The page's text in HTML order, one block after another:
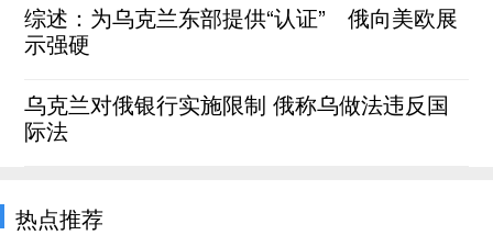
综述：为乌克兰东部提供“认证” 俄向美欧展
示强硬
乌克兰对俄银行实施限制 俄称乌做法违反国
际法
热点推荐